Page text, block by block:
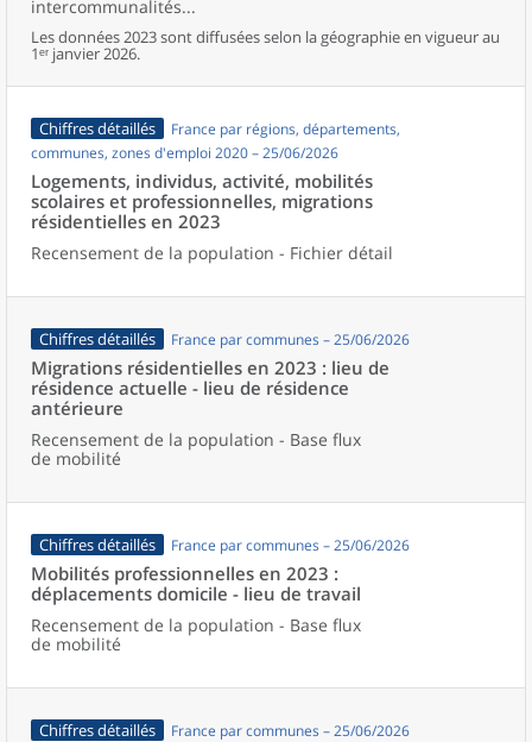
intercommunalités...
Les données 2023 sont diffusées selon la géographie en vigueur au
1ᵉʳ janvier 2026.
Chiffres détaillés
France par régions, départements,
communes, zones d'emploi 2020 – 25/06/2026
Logements, individus, activité, mobilités
scolaires et professionnelles, migrations
résidentielles en 2023
Recensement de la population - Fichier détail
Chiffres détaillés France par communes – 25/06/2026
Migrations résidentielles en 2023 : lieu de
résidence actuelle - lieu de résidence
antérieure
Recensement de la population - Base flux
de mobilité
Chiffres détaillés France par communes – 25/06/2026
Mobilités professionnelles en 2023 :
déplacements domicile - lieu de travail
Recensement de la population - Base flux
de mobilité
Chiffres détaillés France par communes – 25/06/2026